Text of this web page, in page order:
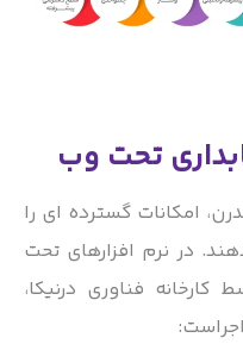
تحت وب
امکانات گسترده ای را
در نرم افزارهای تحت
فناوری درنیکا،